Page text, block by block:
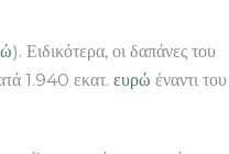
). Ειδικότερα, οι δαπάνες του
1.940 εκατ. ευρώ έναντι του